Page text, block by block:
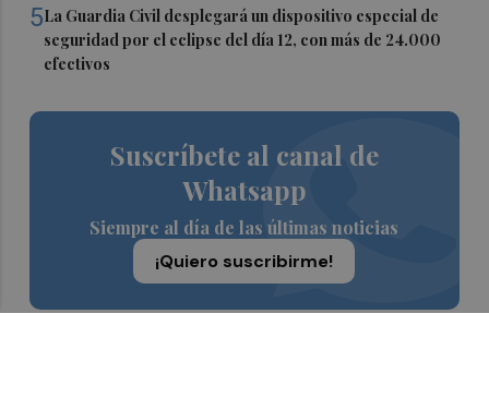
5La Guardia Civil desplegará un dispositivo especial de
seguridad por el eclipse del día 12, con más de 24.000
efectivos
Suscríbete al canal de
Whatsapp
Siempre al día de las últimas noticias
¡Quiero suscribirme!